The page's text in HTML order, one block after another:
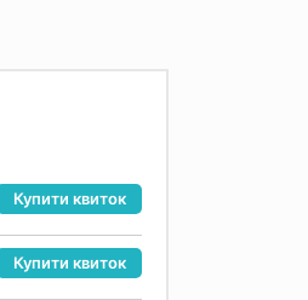
Купити квиток
Купити квиток